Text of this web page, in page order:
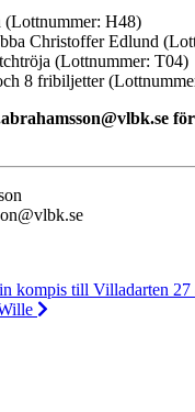
(Lottnummer: H48)
Christoffer Edlund
(Lottnummer: T04)
8 fribiljetter
kompis till Villadarten 27